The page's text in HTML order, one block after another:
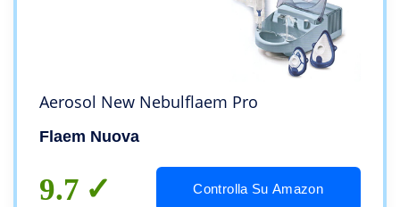
Aerosol New Nebulflaem Pro
Flaem Nuova
9.7 Controlla Su Amazon